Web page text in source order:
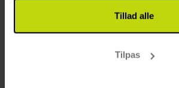
Tillad alle
Tilpas
Vi havde et dejligt ophold. Godt og
smilende personale. Vi kommer igen